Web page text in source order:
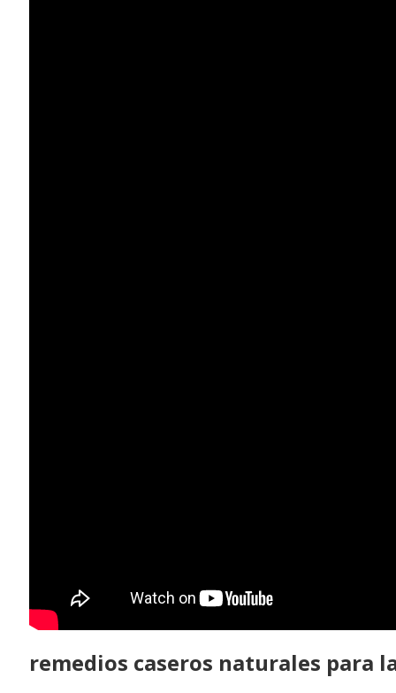
remedios caseros naturales para